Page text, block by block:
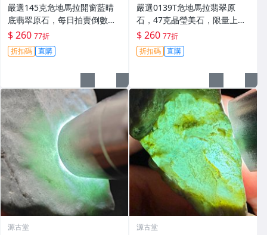
嚴選145克危地馬拉開窗藍晴
底翡翠原石，每日拍賣倒數計
時，即刻競拍。危地馬拉翡翠
擬價 藍色翡翠 晶塊 夜拍截標
十一點
$ 260 77折
折扣碼 直購
嚴選0139T危地馬拉翡翠原
石，47克晶瑩美石，限量上
拍，今夜11點截標！真實成交
等你來。危地馬拉 翡翠原石 拍
賣
$ 260 77折
折扣碼 直購
源古堂 源古堂